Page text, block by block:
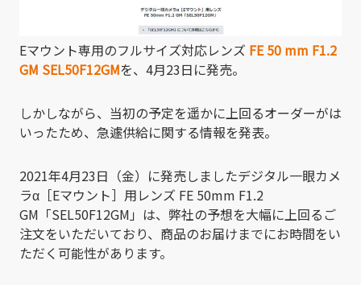
Eマウント専用のフルサイズ対応レンズ FE 50 mm F1.2
GM SEL50F12GMを、4月23日に発売。
しかしながら、当初の予定を遥かに上回るオーダーがは
いったため、急遽供給に関する情報を発表。
2021年4月23日（金）に発売しましたデジタル一眼カメ
ラα［Eマウント］用レンズ FE 50mm F1.2
GM「SEL50F12GM」は、弊社の予想を大幅に上回るご
注文をいただいており、商品のお届けまでにお時間をい
ただく可能性があります。